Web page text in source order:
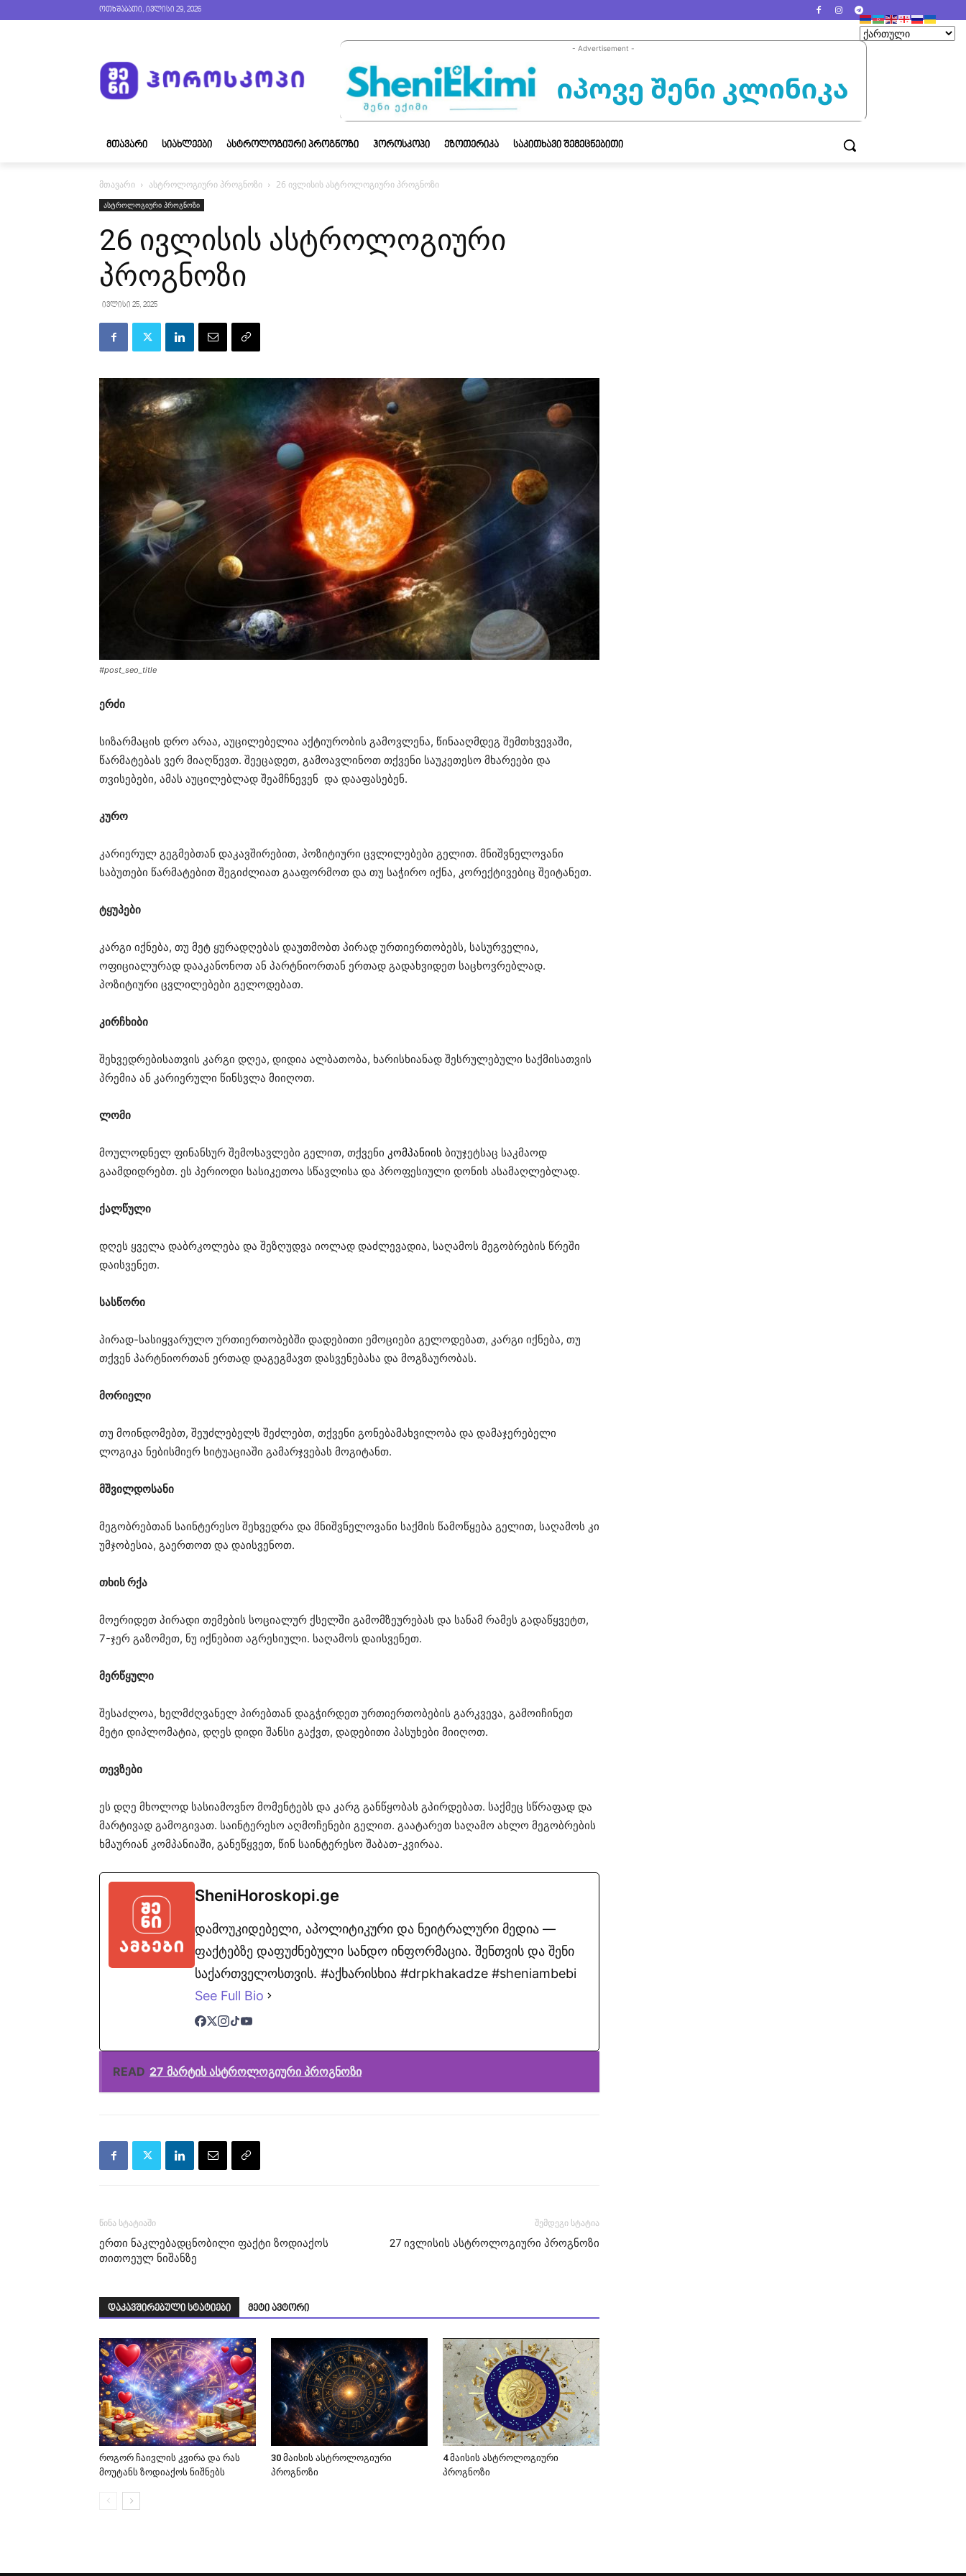
ოთხშაბათი, ივლისი 29, 2026
- Advertisement -
ᲛᲗᲐᲕᲐᲠᲘ ᲡᲘᲐᲮᲚᲔᲔᲑᲘ ᲐᲡᲢᲠᲝᲚᲝᲒᲘᲣᲠᲘ ᲞᲠᲝᲒᲜᲝᲖᲘ ᲰᲝᲠᲝᲡᲙᲝᲞᲘ ᲔᲖᲝᲗᲔᲠᲘᲙᲐ ᲡᲐᲙᲘᲗᲮᲐᲕᲘ ᲨᲔᲛᲔᲪᲜᲔᲑᲘᲗᲘ
მთავარი ასტროლოგიური პროგნოზი 26 ივლისის ასტროლოგიური პროგნოზი
ასტროლოგიური პროგნოზი
26 ივლისის ასტროლოგიური
პროგნოზი
ივლისი 25, 2025
#post_seo_title
ერძი
სიზარმაცის დრო არაა, აუცილებელია აქტიურობის გამოვლენა, წინააღმდეგ შემთხვევაში,
წარმატებას ვერ მიაღწევთ. შეეცადეთ, გამოავლინოთ თქვენი საუკეთესო მხარეები და
თვისებები, ამას აუცილებლად შეამჩნევენ და დააფასებენ.
კურო
კარიერულ გეგმებთან დაკავშირებით, პოზიტიური ცვლილებები გელით. მნიშვნელოვანი
საბუთები წარმატებით შეგიძლიათ გააფორმოთ და თუ საჭირო იქნა, კორექტივებიც შეიტანეთ.
ტყუპები
კარგი იქნება, თუ მეტ ყურადღებას დაუთმობთ პირად ურთიერთობებს, სასურველია,
ოფიციალურად დააკანონოთ ან პარტნიორთან ერთად გადახვიდეთ საცხოვრებლად.
პოზიტიური ცვლილებები გელოდებათ.
კირჩხიბი
შეხვედრებისათვის კარგი დღეა, დიდია ალბათობა, ხარისხიანად შესრულებული საქმისათვის
პრემია ან კარიერული წინსვლა მიიღოთ.
ლომი
მოულოდნელ ფინანსურ შემოსავლები გელით, თქვენი კომპანიის ბიუჯეტსაც საკმაოდ
გაამდიდრებთ. ეს პერიოდი სასიკეთოა სწავლისა და პროფესიული დონის ასამაღლებლად.
ქალწული
დღეს ყველა დაბრკოლება და შეზღუდვა იოლად დაძლევადია, საღამოს მეგობრების წრეში
დაისვენეთ.
სასწორი
პირად-სასიყვარულო ურთიერთობებში დადებითი ემოციები გელოდებათ, კარგი იქნება, თუ
თქვენ პარტნიორთან ერთად დაგეგმავთ დასვენებასა და მოგზაურობას.
მორიელი
თუ მოინდომებთ, შეუძლებელს შეძლებთ, თქვენი გონებამახვილობა და დამაჯერებელი
ლოგიკა ნებისმიერ სიტუაციაში გამარჯვებას მოგიტანთ.
მშვილდოსანი
მეგობრებთან საინტერესო შეხვედრა და მნიშვნელოვანი საქმის წამოწყება გელით, საღამოს კი
უმჯობესია, გაერთოთ და დაისვენოთ.
თხის რქა
მოერიდეთ პირადი თემების სოციალურ ქსელში გამომზეურებას და სანამ რამეს გადაწყვეტთ,
7-ჯერ გაზომეთ, ნუ იქნებით აგრესიული. საღამოს დაისვენეთ.
მერწყული
შესაძლოა, ხელმძღვანელ პირებთან დაგჭირდეთ ურთიერთობების გარკვევა, გამოიჩინეთ
მეტი დიპლომატია, დღეს დიდი შანსი გაქვთ, დადებითი პასუხები მიიღოთ.
თევზები
ეს დღე მხოლოდ სასიამოვნო მომენტებს და კარგ განწყობას გპირდებათ. საქმეც სწრაფად და
მარტივად გამოგივათ. საინტერესო აღმოჩენები გელით. გაატარეთ საღამო ახლო მეგობრების
ხმაურიან კომპანიაში, განეწყვეთ, წინ საინტერესო შაბათ-კვირაა.
SheniHoroskopi.ge
დამოუკიდებელი, აპოლიტიკური და ნეიტრალური მედია —
ფაქტებზე დაფუძნებული სანდო ინფორმაცია. შენთვის და შენი
საქართველოსთვის. #აქხარისხია #drpkhakadze #sheniambebi
See Full Bio
READ 27 მარტის ასტროლოგიური პროგნოზი
წინა სტატიაში
ერთი ნაკლებადცნობილი ფაქტი ზოდიაქოს
თითოეულ ნიშანზე
შემდეგი სტატია
27 ივლისის ასტროლოგიური პროგნოზი
დაკავშირებული სტატიები მეტი ავტორი
როგორ ჩაივლის კვირა და რას
მოუტანს ზოდიაქოს ნიშნებს
30 მაისის ასტროლოგიური
პროგნოზი
4 მაისის ასტროლოგიური
პროგნოზი